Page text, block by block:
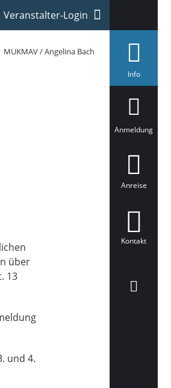
Veranstalter-Login
MUKMAV / Angelina Bach
Infoa
ä
t
Anmeldung
Anreise
Kontakt
über
13
und 4.